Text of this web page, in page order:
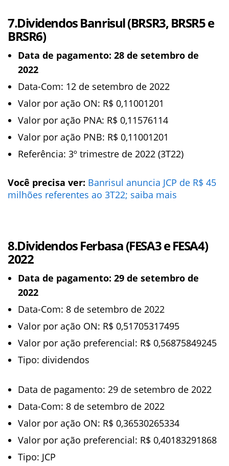
7.Dividendos Banrisul (BRSR3, BRSR5 e
BRSR6)
Data de pagamento: 28 de setembro de
2022
Data-Com: 12 de setembro de 2022
Valor por ação ON: R$ 0,11001201
Valor por ação PNA: R$ 0,11576114
Valor por ação PNB: R$ 0,11001201
Referência: 3º trimestre de 2022 (3T22)
Você precisa ver: Banrisul anuncia JCP de R$ 45
milhões referentes ao 3T22; saiba mais
8.Dividendos Ferbasa (FESA3 e FESA4)
2022
Data de pagamento: 29 de setembro de
2022
Data-Com: 8 de setembro de 2022
Valor por ação ON: R$ 0,51705317495
Valor por ação preferencial: R$ 0,56875849245
Tipo: dividendos
Data de pagamento: 29 de setembro de 2022
Data-Com: 8 de setembro de 2022
Valor por ação ON: R$ 0,36530265334
Valor por ação preferencial: R$ 0,40183291868
Tipo: JCP